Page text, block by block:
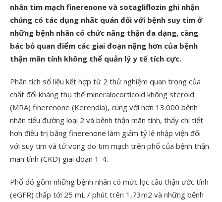
nhân tim mạch finerenone và sotagliflozin ghi nhận
chúng có tác dụng nhất quán đối với bệnh suy tim ở
những bệnh nhân có chức năng thận đa dạng, càng
bác bỏ quan điểm các giai đoạn nặng hơn của bệnh
thận mãn tính không thể quản lý y tế tích cực.
Phân tích số liệu kết hợp từ 2 thử nghiệm quan trọng của
chất đối kháng thụ thể mineralocorticoid không steroid
(MRA) finerenone (Kerendia), cùng với hơn 13.000 bệnh
nhân tiểu đường loại 2 và bệnh thận mãn tính, thấy chi tiết
hơn điều trị bằng finerenone làm giảm tỷ lệ nhập viện đối
với suy tim và tử vong do tim mạch trên phổ của bệnh thận
mãn tính (CKD) giai đoạn 1-4.
Phổ đó gồm những bệnh nhân có mức lọc cầu thận ước tính
(eGFR) thấp tới 25 mL / phút trên 1,73m2 và những bệnh